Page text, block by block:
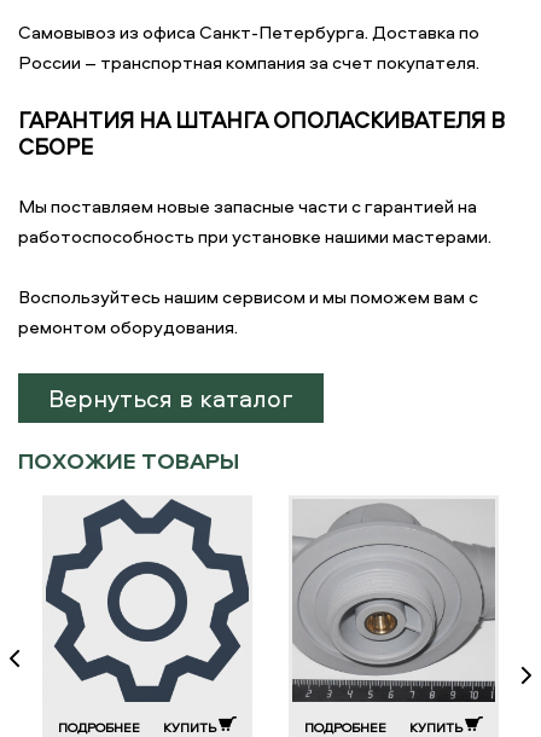
Самовывоз из офиса Санкт-Петербурга. Доставка по
России – транспортная компания за счет покупателя.
ГАРАНТИЯ НА ШТАНГА ОПОЛАСКИВАТЕЛЯ В
СБОРЕ
Мы поставляем новые запасные части с гарантией на
работоспособность при установке нашими мастерами.
Воспользуйтесь нашим сервисом и мы поможем вам с
ремонтом оборудования.
Вернуться в каталог
ПОХОЖИЕ ТОВАРЫ
ПОДРОБНЕЕ КУПИТЬ ПОДРОБНЕЕ КУПИТЬ